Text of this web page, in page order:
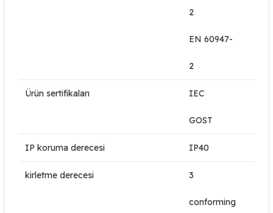
2
EN 60947-
2
Ürün sertifikaları IEC
GOST
IP koruma derecesi IP40
kirletme derecesi 3
conforming